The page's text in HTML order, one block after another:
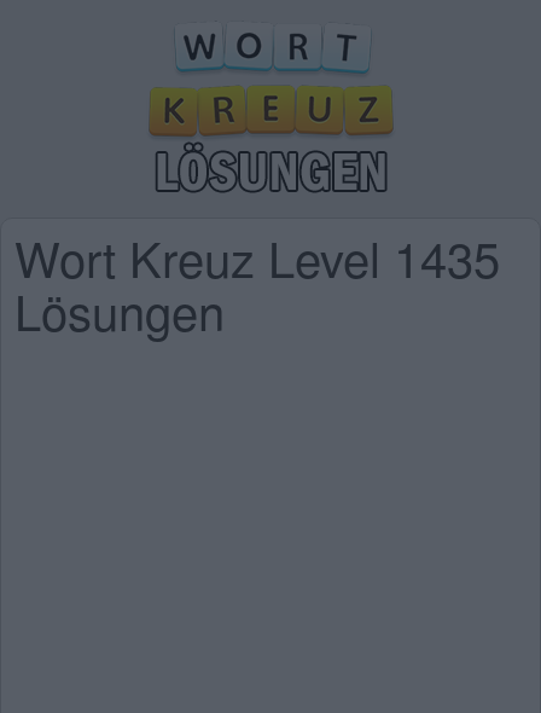
Wort Kreuz Level 1435
Lösungen